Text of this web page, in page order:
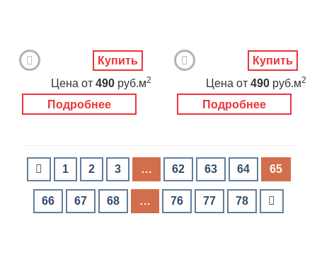
Подробнее
Цена от 490 руб.м2
Купить
Подробнее
Цена от 490 руб.м2
Купить
1 2 3 … 62 63 64 65
66 67 68 … 76 77 78